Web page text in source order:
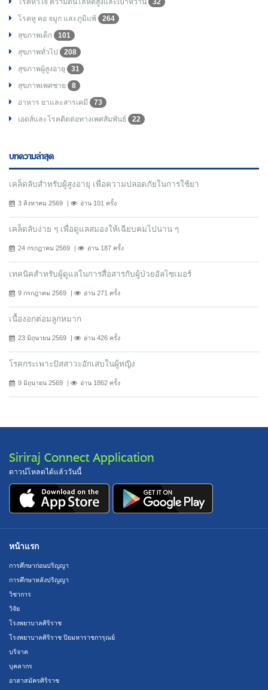
โรคหัวใจ ความดันโลหิตสูงและเบาหวาน
32
โรคหู คอ จมูก และภูมิแพ้
264
สุขภาพเด็ก
101
สุขภาพทั่วไป
208
สุขภาพผู้สูงอายุ
31
สุขภาพเพศชาย
8
อาหาร ยาและสารเคมี
73
เอดส์และโรคติดต่อทางเพศสัมพันธ์
22
บทความล่าสุด
เคล็ดลับสำหรับผู้สูงอายุ เพื่อความปลอดภัยในการใช้ยา
3 สิงหาคม 2569 อ่าน 101 ครั้ง
เคล็ดลับง่าย ๆ เพื่อดูแลสมองให้เฉียบคมไปนาน ๆ
24 กรกฎาคม 2569 อ่าน 187 ครั้ง
เทคนิคสำหรับผู้ดูแลในการสื่อสารกับผู้ป่วยอัลไซเมอร์
9 กรกฎาคม 2569 อ่าน 271 ครั้ง
เนื้องอกต่อมลูกหมาก
23 มิถุนายน 2569 อ่าน 426 ครั้ง
โรคกระเพาะปัสสาวะอักเสบในผู้หญิง
9 มิถุนายน 2569 อ่าน 1862 ครั้ง
Siriraj Connect Application
ดาวน์โหลดได้แล้ววันนี้
หน้าแรก
การศึกษาก่อนปริญญา
การศึกษาหลังปริญญา
วิชาการ
วิจัย
โรงพยาบาลศิริราช
โรงพยาบาลศิริราช ปิยมหาราชการุณย์
บริจาค
บุคลากร
อาสาสมัครศิริราช